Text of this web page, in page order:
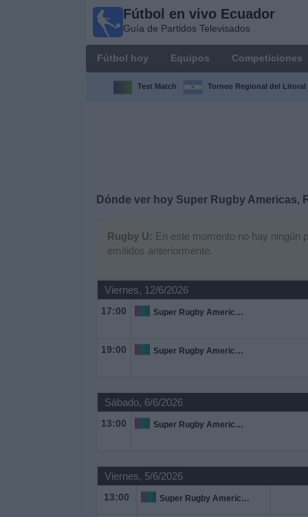
Fútbol en vivo Ecuador
Guía de Partidos Televisados
Fútbol hoy Equipos Competiciones
Test Match Torneo Regional del Litoral
Dónde ver hoy Super Rugby Americas,
Rugby U: En este momento no hay ningún
emitidos anteriormente.
Viernes, 12/6/2026
17:00 Super Rugby Americas
19:00 Super Rugby Americas
Sábado, 6/6/2026
13:00 Super Rugby Americas
Viernes, 5/6/2026
13:00 Super Rugby Americas
Ecuador